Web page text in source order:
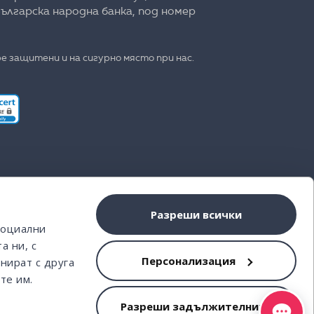
ни, с
с друга
им.
Разреши всички
Персонализация
Разреши задължителните
народна банка, под номер
защитени и на сигурно място при нас.